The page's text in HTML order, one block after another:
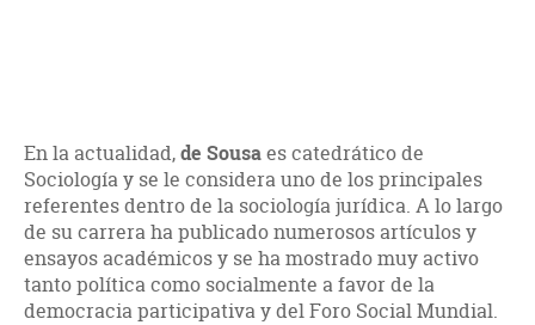
En la actualidad,de Sousaes catedrático de
Sociología y se le considera uno de los principales
referentes dentro de la sociología jurídica. A lo largo
de su carrera ha publicado numerosos artículos y
ensayos académicos y se ha mostrado muy activo
tanto política como socialmente a favor de la
democracia participativa y del Foro Social Mundial.